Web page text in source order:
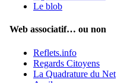
Le blob
Web associatif… ou non
Reflets.info
Regards Citoyens
La Quadrature du Net